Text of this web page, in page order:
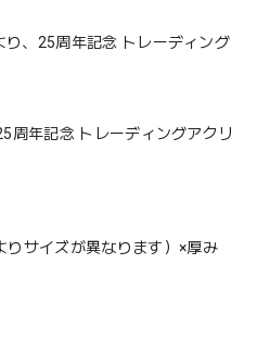
、25周年記念 トレーディング
周年記念 トレーディングアクリ
サイズが異なります）×厚み